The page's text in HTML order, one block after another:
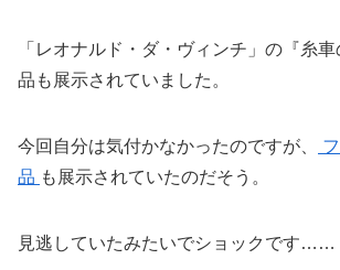
「レオナルド・ダ・ヴィンチ」の『糸
品も展示されていました。
今回自分は気付かなかったのですが、
品 も展示されていたのだそう。
見逃していたみたいでショックです……